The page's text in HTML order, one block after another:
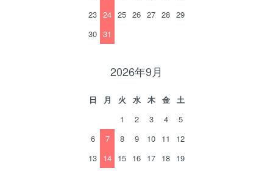
23 24 25 26 27 28 29
30 31
2026年9月
日 月 火 水 木 金
土
1
2 3 4
5
6
7 8 9 10 11
12
13 14 15 16 17 18 19